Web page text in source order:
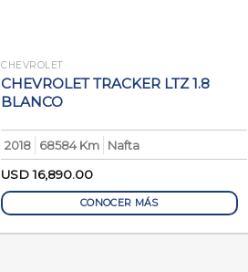
CHEVROLET
CHEVROLET TRACKER LTZ 1.8
BLANCO
2018 68584 Km
Nafta
USD16,890.00
CONOCER MÁS